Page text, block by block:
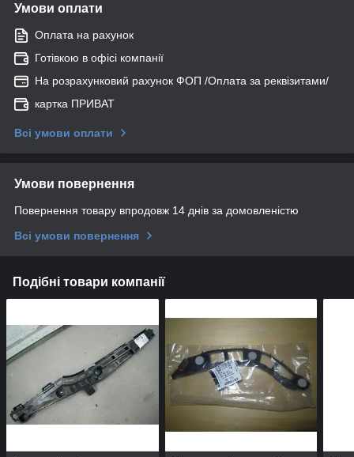
Умови оплати
Оплата на рахунок
Готівкою в офісі компанії
На розрахунковий рахунок ФОП /Оплата за реквізитами/
картка ПРИВАТ
Всі умови оплати
Умови повернення
Повернення товару впродовж 14 днів за домовленістю
Всі умови повернення
Подібні товари компанії